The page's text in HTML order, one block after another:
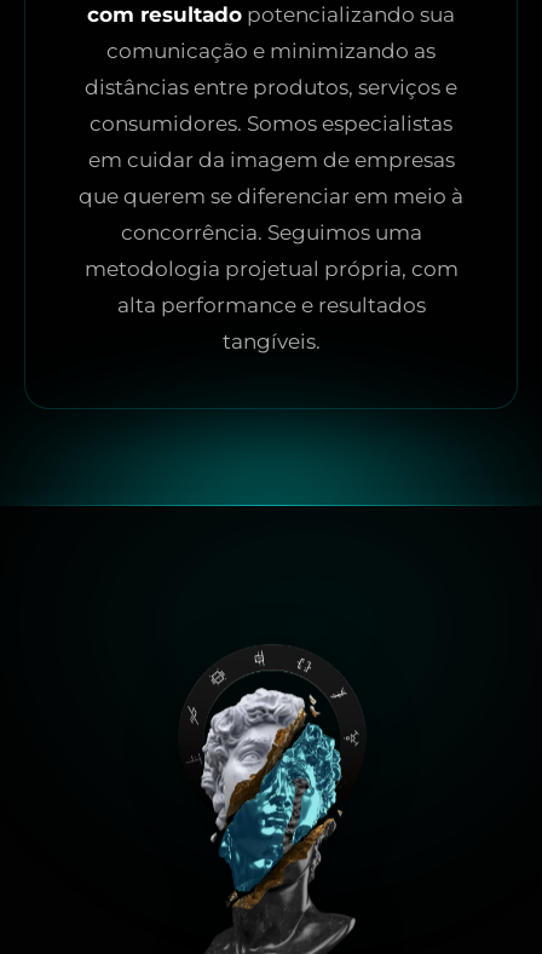
com resultado potencializando sua
comunicação e minimizando as
distâncias entre produtos, serviços e
consumidores. Somos especialistas
em cuidar da imagem de empresas
que querem se diferenciar em meio à
concorrência. Seguimos uma
metodologia projetual própria, com
alta performance e resultados
tangíveis.